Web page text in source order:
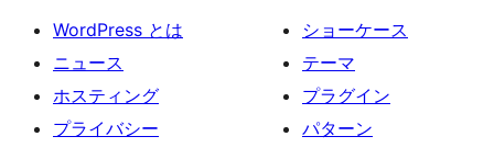
WordPress とは
ニュース
ホスティング
プライバシー
ショーケース
テーマ
プラグイン
パターン